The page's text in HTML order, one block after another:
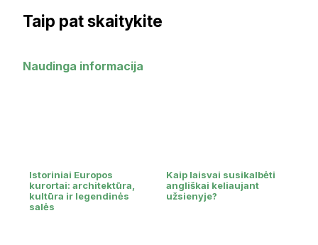
Taip pat skaitykite
Naudinga informacija
Istoriniai Europos
kurortai: architektūra,
kultūra ir legendinės
salės
Kaip laisvai susikalbėti
angliškai keliaujant
užsienyje?